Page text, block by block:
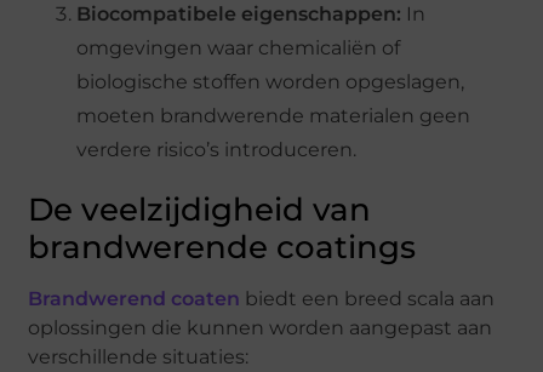
Biocompatibele eigenschappen: In
omgevingen waar chemicaliën of
biologische stoffen worden opgeslagen,
moeten brandwerende materialen geen
verdere risico’s introduceren.
De veelzijdigheid van
brandwerende coatings
Brandwerend coaten biedt een breed scala aan
oplossingen die kunnen worden aangepast aan
verschillende situaties: